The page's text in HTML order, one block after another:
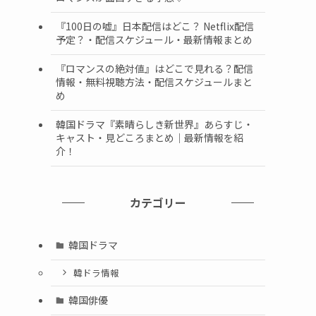
『100日の嘘』日本配信はどこ？ Netflix配信
予定？・配信スケジュール・最新情報まとめ
『ロマンスの絶対値』はどこで見れる？配信
情報・無料視聴方法・配信スケジュールまと
め
韓国ドラマ『素晴らしき新世界』あらすじ・
キャスト・見どころまとめ｜最新情報を紹
介！
カテゴリー
韓国ドラマ
韓ドラ情報
韓国俳優